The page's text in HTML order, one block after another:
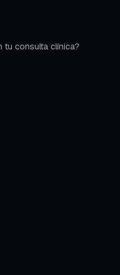
tu consulta clínica?